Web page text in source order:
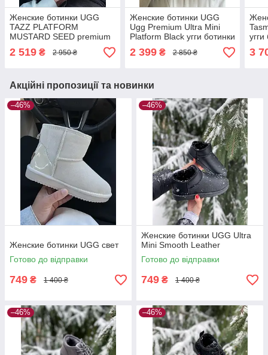
Женские ботинки UGG
TAZZ PLATFORM
MUSTARD SEED premium
зимние
2 519 ₴ 2 950 ₴
Женские ботинки UGG
Ugg Premium Ultra Mini
Platform Black угги ботинки
2 399₴ 2 850 ₴ 3
Акційні пропозиції та новинки
–46%
Женские ботинки UGG свет
Готово до відправки
749 ₴ 1 400 ₴
–46%
Женские ботинки UGG Ultra
Mini Smooth Leather
Готово до відправки
749 ₴ 1 400 ₴
–46% –46%